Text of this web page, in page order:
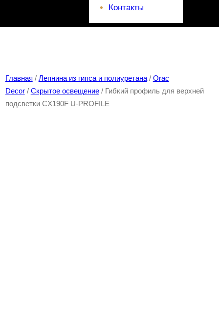
Контакты
Главная / Лепнина из гипса и полиуретана/ Orac
Decor/ Скрытое освещение/ Гибкий профиль для верхней
подсветки CX190F U-PROFILE